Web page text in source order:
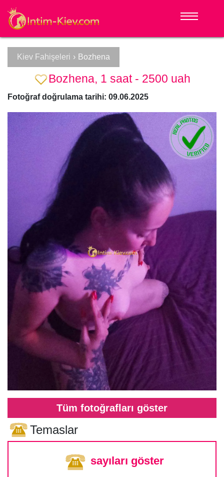
Kiev Fahişeleri › Bozhena
Bozhena, 1 saat - 2500 uah
Fotoğraf doğrulama tarihi: 09.06.2025
Tüm fotoğrafları göster
Temaslar
sayıları göster